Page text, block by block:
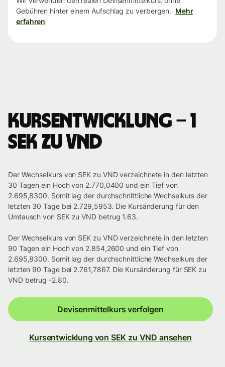
Gebühren hinter einem Aufschlag zu verbergen. Mehr
erfahren
Kursentwicklung – 1
SEK zu VND
Der Wechselkurs von SEK zu VND verzeichnete in den letzten
30 Tagen ein Hoch von 2.770,0400 und ein Tief von
2.695,8300. Somit lag der durchschnittliche Wechselkurs der
letzten 30 Tage bei 2.729,5953. Die Kursänderung für den
Umtausch von SEK zu VND betrug 1.63.
Der Wechselkurs von SEK zu VND verzeichnete in den letzten
90 Tagen ein Hoch von 2.854,2600 und ein Tief von
2.695,8300. Somit lag der durchschnittliche Wechselkurs der
letzten 90 Tage bei 2.761,7867. Die Kursänderung für SEK zu
VND betrug -2.80.
Devisenmittelkurs verfolgen
Kursentwicklung von SEK zu VND ansehen